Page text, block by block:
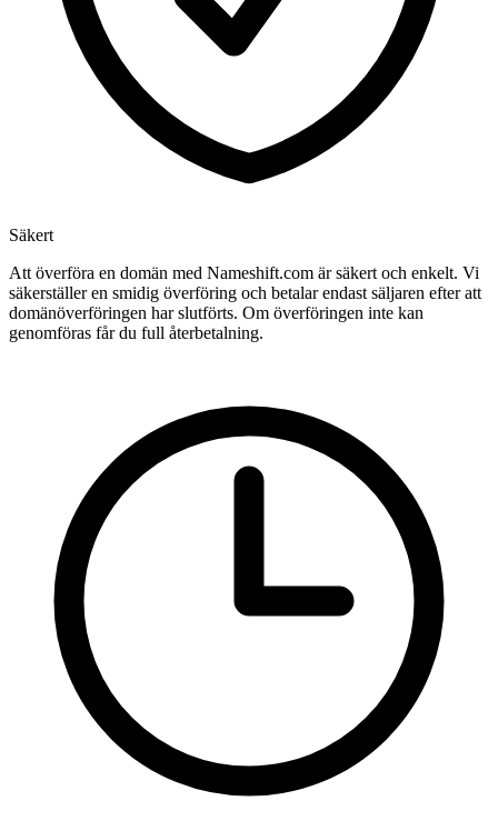
Säkert
Att överföra en domän med Nameshift.com är säkert och enkelt. Vi
säkerställer en smidig överföring och betalar endast säljaren efter att
domänöverföringen har slutförts. Om överföringen inte kan
genomföras får du full återbetalning.